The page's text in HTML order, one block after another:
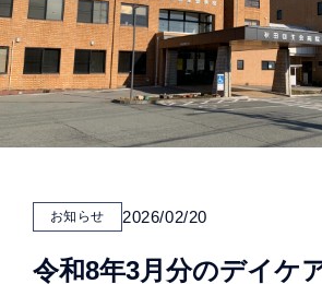
お知らせ 2026/02/20
令和8年3月分のデイケ